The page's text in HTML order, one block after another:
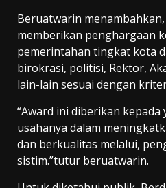
Beruatwarin
memberikan penghargaan
pemerintahan tingkat kota
birokrasi, politisi, Rektor,
lain-lain sesuai dengan
“Award ini diberikan
usahanya dalam
dan berkualitas melalui,
sistim.”tutur beruatwarin.